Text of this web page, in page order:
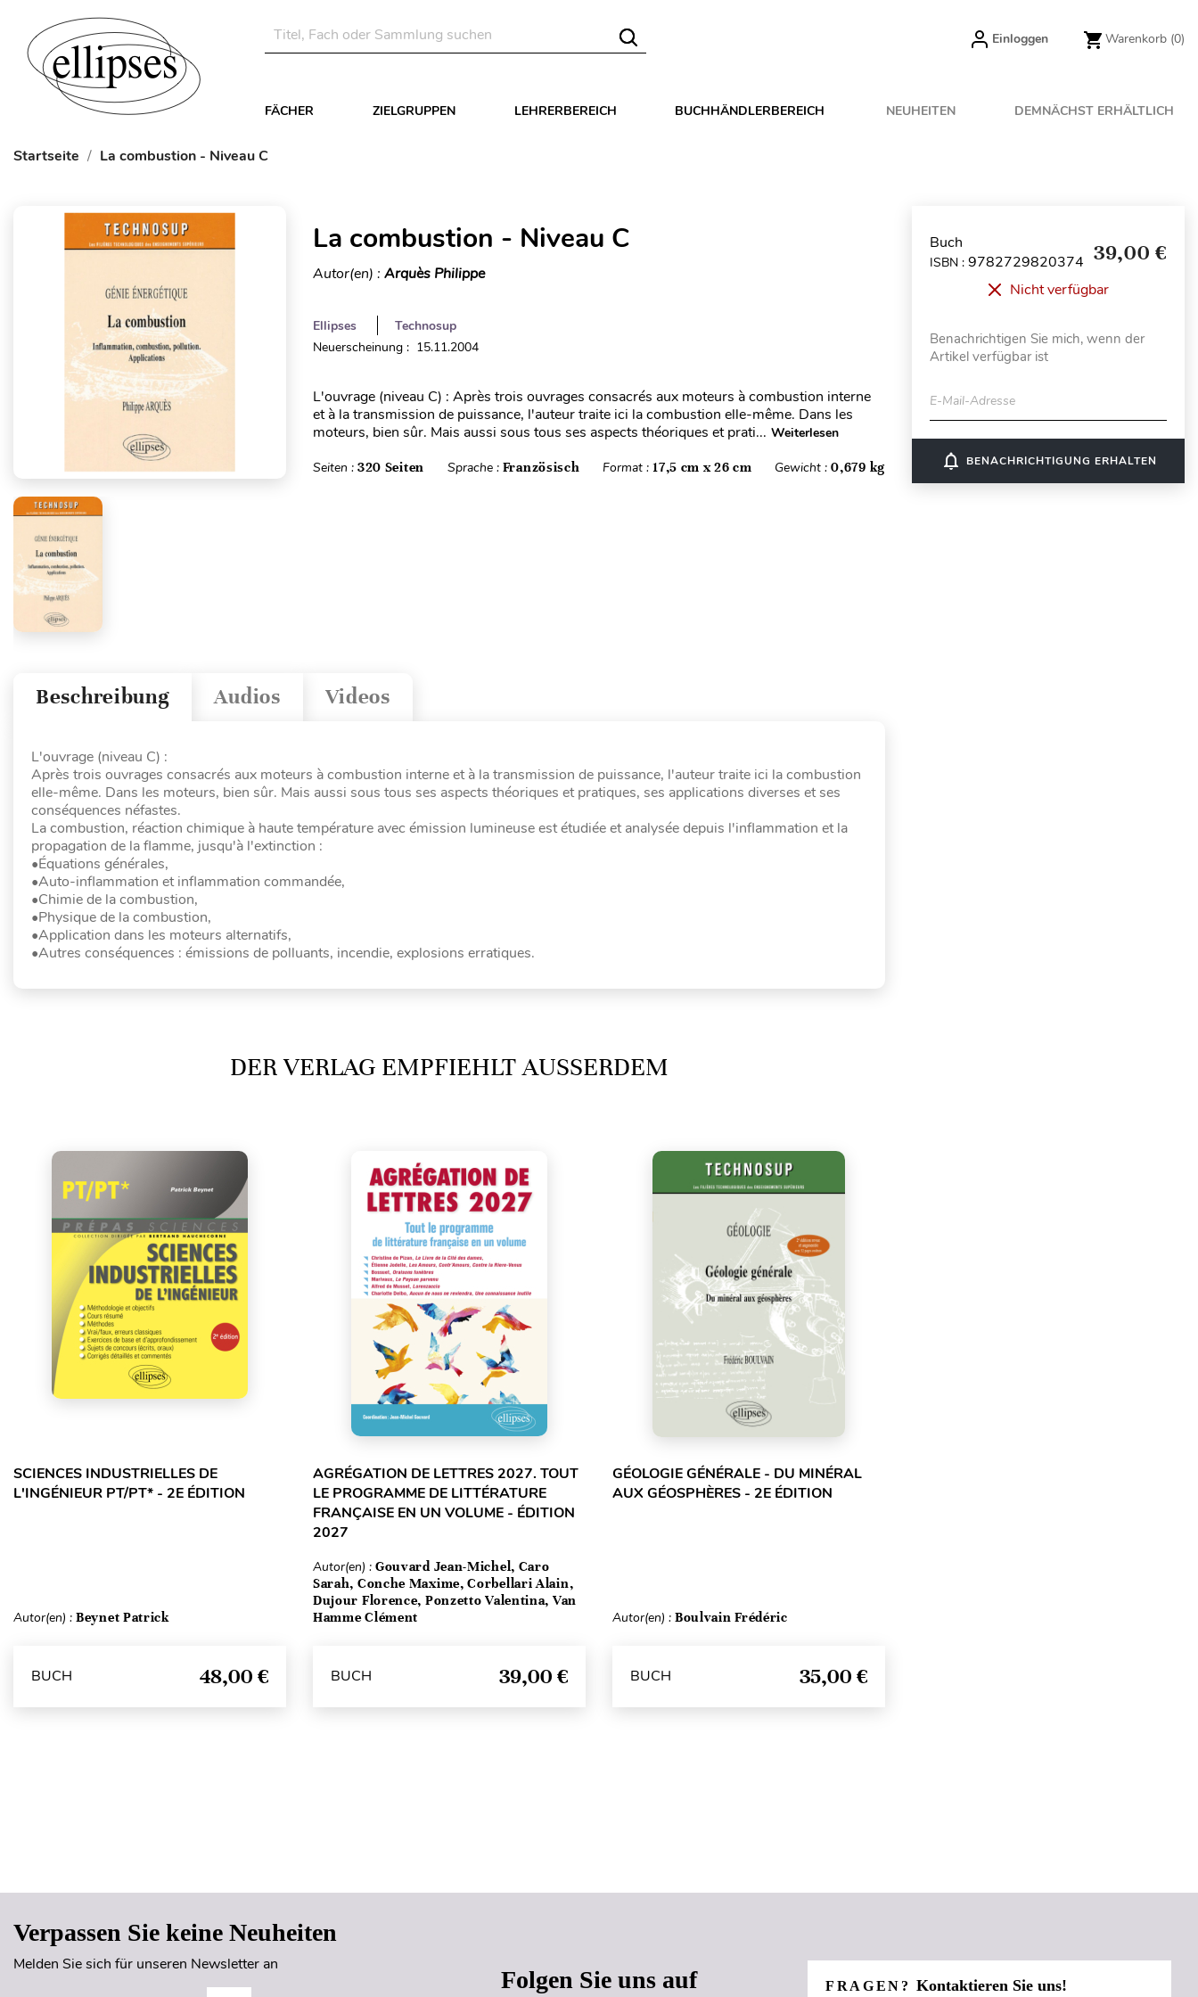
Einloggen Warenkorb (0)
FÄCHER ZIELGRUPPEN LEHRERBEREICH BUCHHÄNDLERBEREICH NEUHEITEN DEMNÄCHST ERHÄLTLICH
Startseite La combustion - Niveau C
La combustion - Niveau C
Autor(en) : Arquès Philippe
Ellipses
Technosup
Neuerscheinung : 15.11.2004
L'ouvrage (niveau C) : Après trois ouvrages consacrés aux moteurs à combustion interne
et à la transmission de puissance, l'auteur traite ici la combustion elle-même. Dans les
moteurs, bien sûr. Mais aussi sous tous ses aspects théoriques et prati... Weiterlesen
Seiten : 320 Seiten Sprache : Französisch Format :17,5 cm x 26 cm Gewicht :0,679 kg
Videos
Audios
Beschreibung
L'ouvrage (niveau C) :
Après trois ouvrages consacrés aux moteurs à combustion interne et à la transmission de puissance, l'auteur traite ici la combustion
elle-même. Dans les moteurs, bien sûr. Mais aussi sous tous ses aspects théoriques et pratiques, ses applications diverses et ses
conséquences néfastes.
La combustion, réaction chimique à haute température avec émission lumineuse est étudiée et analysée depuis l'inflammation et la
propagation de la flamme, jusqu'à l'extinction :
•Équations générales,
•Auto-inflammation et inflammation commandée,
•Chimie de la combustion,
•Physique de la combustion,
•Application dans les moteurs alternatifs,
•Autres conséquences : émissions de polluants, incendie, explosions erratiques.
DER VERLAG EMPFIEHLT AUSSERDEM
SCIENCES INDUSTRIELLES DE
L'INGÉNIEUR PT/PT* - 2E ÉDITION
Autor(en) : Beynet Patrick
BUCH 48,00 €
AGRÉGATION DE LETTRES 2027. TOUT
LE PROGRAMME DE LITTÉRATURE
FRANÇAISE EN UN VOLUME - ÉDITION
2027
Autor(en) : Gouvard Jean-Michel, Caro
Sarah, Conche Maxime, Corbellari Alain,
Dujour Florence, Ponzetto Valentina, Van
Hamme Clément
BUCH 39,00 €
GÉOLOGIE GÉNÉRALE - DU MINÉRAL
AUX GÉOSPHÈRES - 2E ÉDITION
Autor(en) : Boulvain Frédéric
BUCH 35,00 €
Buch
ISBN : 9782729820374 39,00 €
Nicht verfügbar
Benachrichtigen Sie mich, wenn der
Artikel verfügbar ist
E-Mail-Adresse
notifications_none BENACHRICHTIGUNG ERHALTEN
Verpassen Sie keine Neuheiten
Melden Sie sich für unseren Newsletter an
Folgen Sie uns auf FRAGEN?Kontaktieren Sie uns!